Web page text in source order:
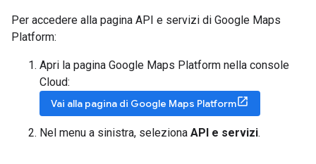
Per accedere alla pagina API e servizi di Google Maps
Platform:
Apri la pagina Google Maps Platform nella console
Cloud:
Vai alla pagina di Google Maps Platform
Nel menu a sinistra, seleziona API e servizi.